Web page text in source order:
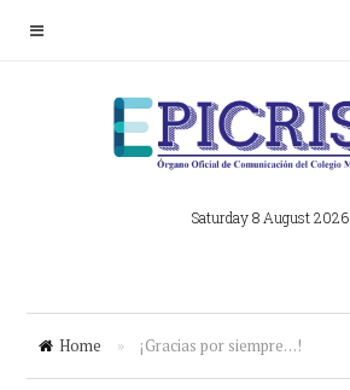
Saturday 8 August 2026
Home » ¡Gracias por siempre…!